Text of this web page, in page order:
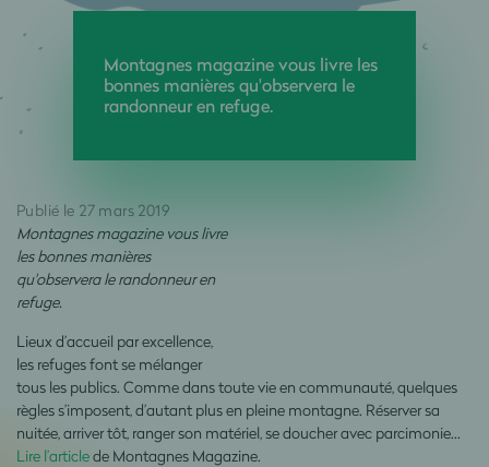
Montagnes magazine vous livre les
bonnes manières qu'observera le
randonneur en refuge.
Publié le 27 mars 2019
Montagnes magazine vous livre
les bonnes manières
qu'observera le randonneur en
refuge.
Lieux d’accueil par excellence,
les refuges font se mélanger
tous les publics. Comme dans toute vie en communauté, quelques
règles s’imposent, d’autant plus en pleine montagne. Réserver sa
nuitée, arriver tôt, ranger son matériel, se doucher avec parcimonie…
Lire l’articlede Montagnes Magazine.